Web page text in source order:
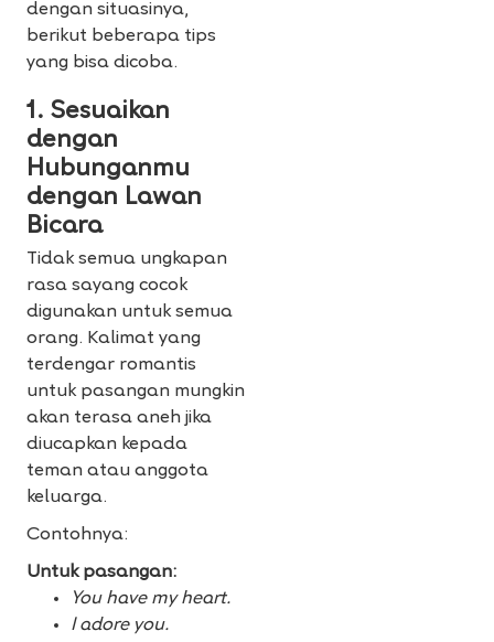
dengan situasinya,
berikut beberapa tips
yang bisa dicoba.
1. Sesuaikan
dengan
Hubunganmu
dengan Lawan
Bicara
Tidak semua ungkapan
rasa sayang cocok
digunakan untuk semua
orang. Kalimat yang
terdengar romantis
untuk pasangan mungkin
akan terasa aneh jika
diucapkan kepada
teman atau anggota
keluarga.
Contohnya:
Untuk pasangan:
You have my heart.
I adore you.